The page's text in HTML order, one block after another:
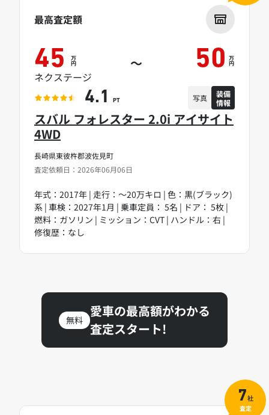
長崎県東彼杵郡波佐見町
査定依頼日：2026年06月06日
スバル フォレスター 2.0i アイサイト
4WD
年式：2017年 | 走行：～20万キロ | 色：黒(ブラック)
系 | 車検：2027年1月 | 乗車定員： 5名 | ドア： 5枚 |
燃料：ガソリン | ミッション：CVT | ハンドル：右 |
修復歴：なし
最高査定額
45 万
円 ～ 50 万
円
ネクステージ
4.1 PT 写真
装備
情報
無料
愛車の最高額がわかる
査定スタート!
7社
査定